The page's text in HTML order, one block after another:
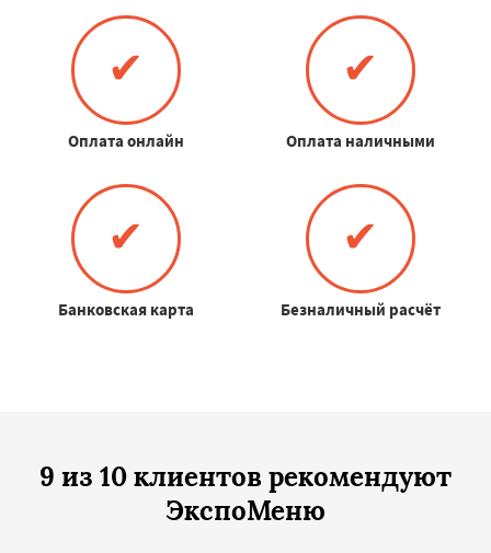
✔
Оплата онлайн
✔
Оплата наличными
✔
Банковская карта
✔
Безналичный расчёт
9 из 10 клиентов рекомендуют
ЭкспоМеню